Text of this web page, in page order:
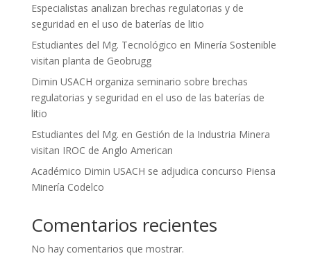
Especialistas analizan brechas regulatorias y de
seguridad en el uso de baterías de litio
Estudiantes del Mg. Tecnológico en Minería Sostenible
visitan planta de Geobrugg
Dimin USACH organiza seminario sobre brechas
regulatorias y seguridad en el uso de las baterías de
litio
Estudiantes del Mg. en Gestión de la Industria Minera
visitan IROC de Anglo American
Académico Dimin USACH se adjudica concurso Piensa
Minería Codelco
Comentarios recientes
No hay comentarios que mostrar.